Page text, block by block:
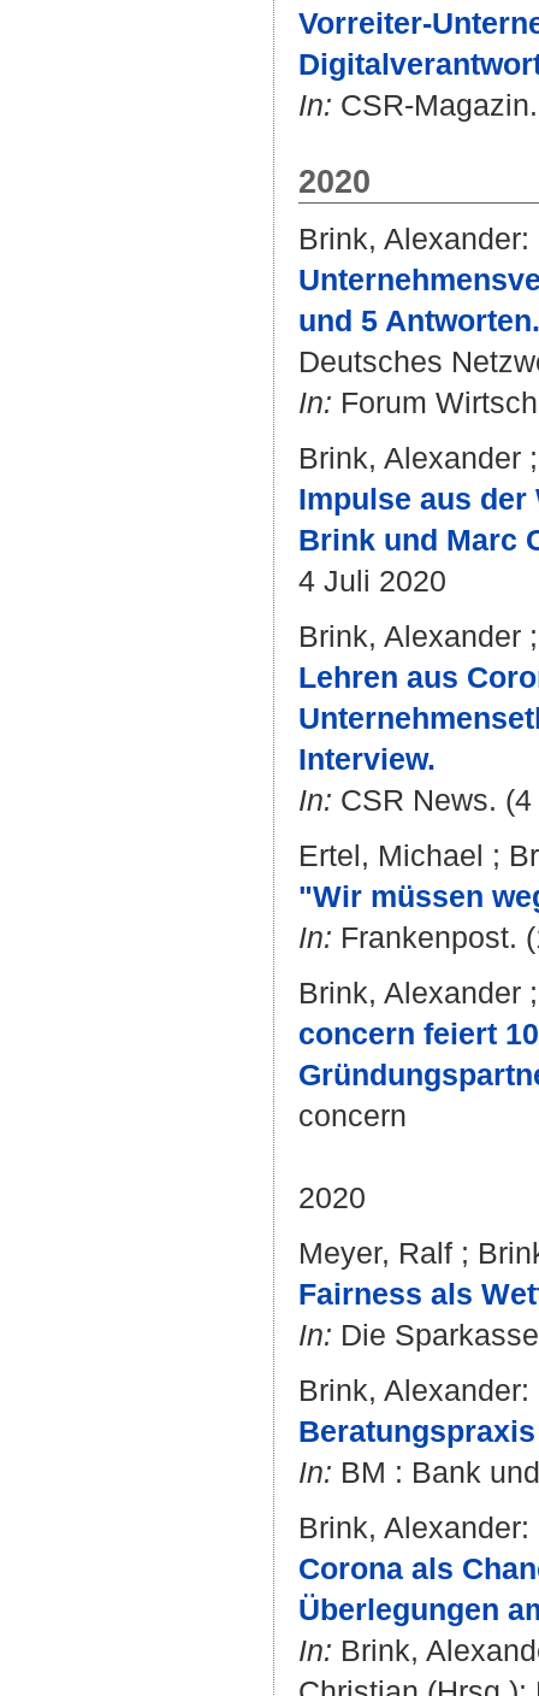
Vorreiter-
In: CSR-
2020
Brink, Alexander:
und 5 Antworten.
Deutsches
In: Forum
Brink, Alexander
Impulse aus
Brink und Marc
4 Juli 2020
Brink, Alexander
Lehren aus
Interview.
In: CSR News.
Ertel, Michael ;
"Wir müssen
In: Frankenpost.
Brink, Alexander
concern feiert
concern
2020
Meyer, Ralf ;
Fairness als
In: Die
Brink, Alexander:
In: BM : Bank
Brink, Alexander:
Corona als
Überlegungen
In: Brink,